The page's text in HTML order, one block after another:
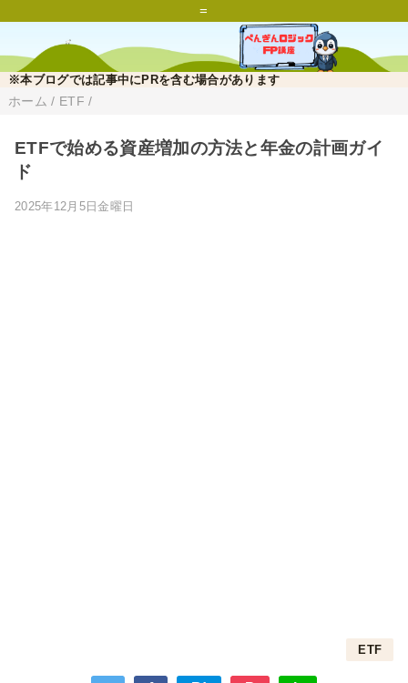
=
※本ブログでは記事中にPRを含む場合があります
ホーム / ETF /
ETFで始める資産増加の方法と年金の計画ガイ
ド
2025年12月5日金曜日
ETF